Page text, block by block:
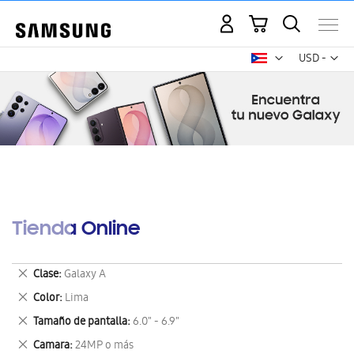
USD -
dólar
Mi carrito
Tienda Online
Clase Galaxy A
Eliminar
este
artículo
Color Lima
Eliminar
este
artículo
Tamaño de pantalla 6.0" - 6.9"
Eliminar
este
Camara 24MP o más
Eliminar